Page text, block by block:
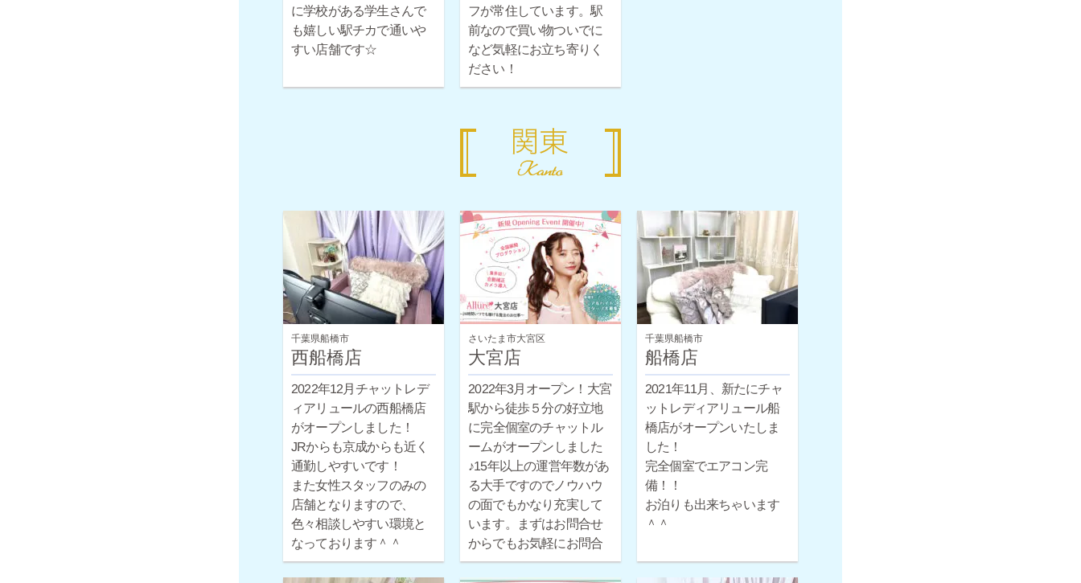
に学校がある学生さんで
も嬉しい駅チカで通いや
すい店舗です☆
フが常住しています。駅
前なので買い物ついでに
など気軽にお立ち寄りく
ださい！
千葉県船橋市
西船橋店
2022年12月チャットレデ
ィアリュールの西船橋店
がオープンしました！
JRからも京成からも近く
通勤しやすいです！
また女性スタッフのみの
店舗となりますので、
色々相談しやすい環境と
なっております＾＾
さいたま市大宮区
大宮店
2022年3月オープン！大宮
駅から徒歩５分の好立地
に完全個室のチャットル
ームがオープンしました
♪15年以上の運営年数があ
る大手ですのでノウハウ
の面でもかなり充実して
います。まずはお問合せ
からでもお気軽にお問合
せください。
千葉県船橋市
船橋店
2021年11月、新たにチャ
ットレディアリュール船
橋店がオープンいたしま
した！
完全個室でエアコン完
備！！
お泊りも出来ちゃいます
＾＾